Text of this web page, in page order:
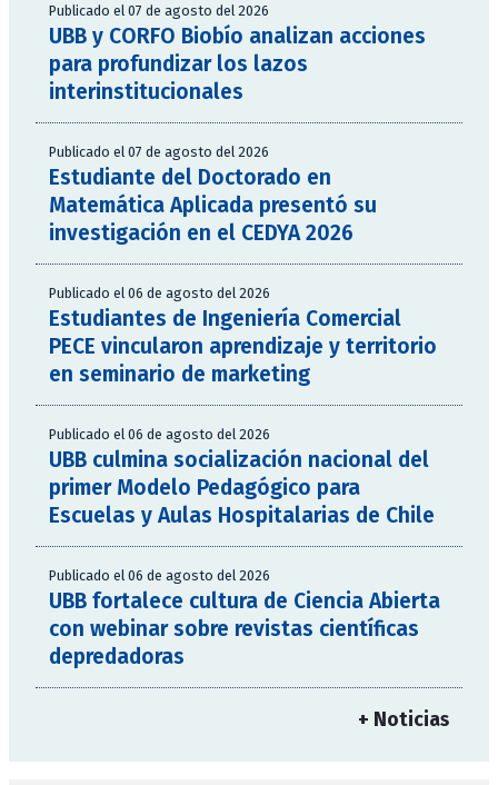
Publicado el 07 de agosto del 2026
UBB y CORFO Biobío analizan acciones
para profundizar los lazos
interinstitucionales
Publicado el 07 de agosto del 2026
Estudiante del Doctorado en
Matemática Aplicada presentó su
investigación en el CEDYA 2026
Publicado el 06 de agosto del 2026
Estudiantes de Ingeniería Comercial
PECE vincularon aprendizaje y territorio
en seminario de marketing
Publicado el 06 de agosto del 2026
UBB culmina socialización nacional del
primer Modelo Pedagógico para
Escuelas y Aulas Hospitalarias de Chile
Publicado el 06 de agosto del 2026
UBB fortalece cultura de Ciencia Abierta
con webinar sobre revistas científicas
depredadoras
+ Noticias